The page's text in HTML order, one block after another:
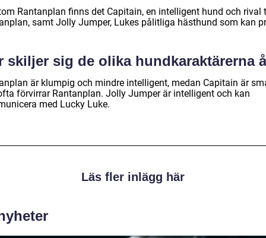
Rantanplan finns det Capitain, en intelligent hund och rival
samt Jolly Jumper, Lukes pålitliga hästhund som kan
skiljer sig de olika hundkaraktärerna
är klumpig och mindre intelligent, medan Capitain är
förvirrar Rantanplan. Jolly Jumper är intelligent och kan
med Lucky Luke.
Läs fler inlägg här